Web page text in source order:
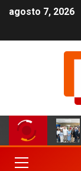
agosto 7, 2026